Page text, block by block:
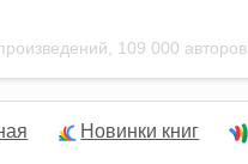
109 000 авторов.
Новинки книг